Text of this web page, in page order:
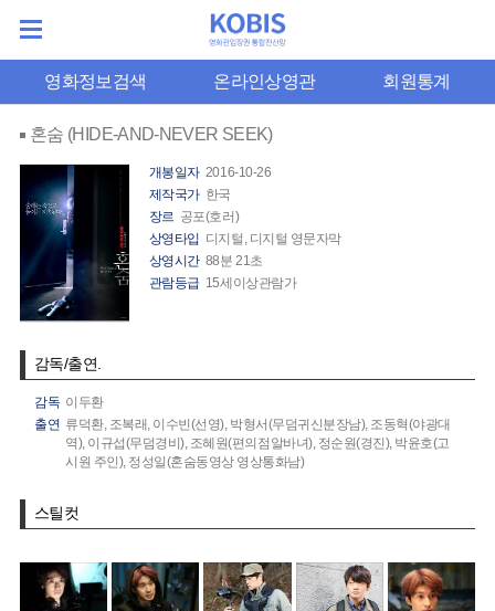
영화정보검색 온라인상영관 회원통계
혼숨 (HIDE-AND-NEVER SEEK)
개봉일자 2016-10-26
제작국가 한국
장르 공포(호러)
상영타입 디지털, 디지털 영문자막
상영시간 88분 21초
관람등급 15세이상관람가
감독/출연.
감독 이두환
출연 류덕환, 조복래, 이수빈(선영), 박형서(무덤귀신분장남), 조동혁(야광대
역), 이규섭(무덤경비), 조혜원(편의점알바녀), 정순원(경진), 박윤호(고
시원 주인), 정성일(혼숨동영상 영상통화남)
스틸컷